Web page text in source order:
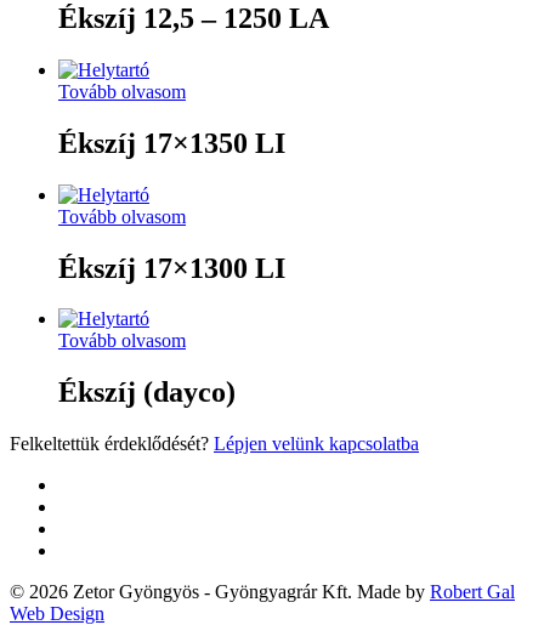
Ékszíj 12,5 – 1250 LA
Tovább olvasom
Ékszíj 17×1350 LI
Tovább olvasom
Ékszíj 17×1300 LI
Tovább olvasom
Ékszíj (dayco)
Felkeltettük érdeklődését? Lépjen velünk kapcsolatba
© 2026 Zetor Gyöngyös - Gyöngyagrár Kft. Made by Robert Gal
Web Design